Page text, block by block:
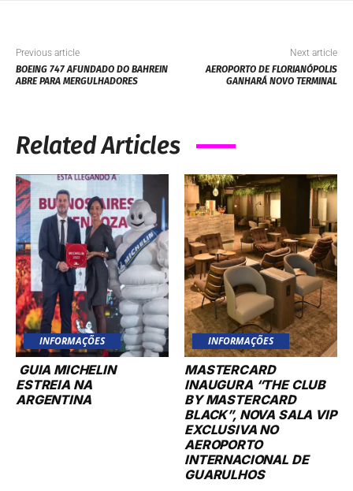
Previous article
BOEING 747 AFUNDADO DO BAHREIN
ABRE PARA MERGULHADORES
Next article
AEROPORTO DE FLORIANÓPOLIS
GANHARÁ NOVO TERMINAL
Related Articles
INFORMAÇÕES
GUIA MICHELIN
ESTREIA NA
ARGENTINA
INFORMAÇÕES
MASTERCARD
INAUGURA “THE CLUB
BY MASTERCARD
BLACK”, NOVA SALA VIP
EXCLUSIVA NO
AEROPORTO
INTERNACIONAL DE
GUARULHOS